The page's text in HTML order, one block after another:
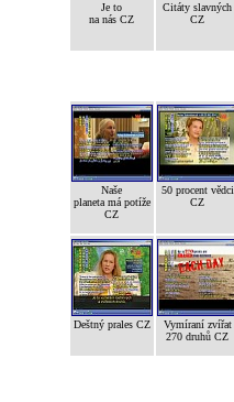
Je to
na nás CZ
Citáty slavných
CZ
Naše
planeta má potíže
CZ
50 procent vědci
CZ
Deštný prales CZ
Vymíraní zvířat
270 druhů CZ